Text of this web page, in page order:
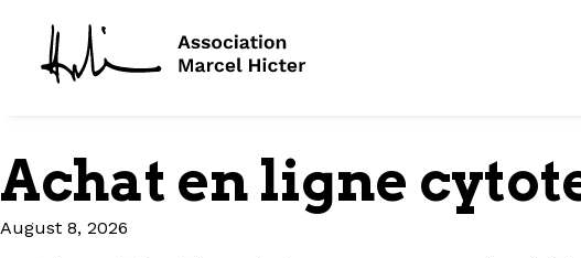
Achat en ligne
August 8, 2026